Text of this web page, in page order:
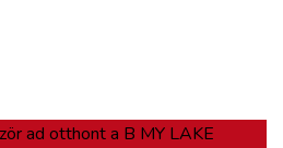
ad otthont a B MY LAKE